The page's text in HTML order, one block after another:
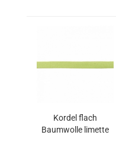
Kordel flach
Baumwolle limette